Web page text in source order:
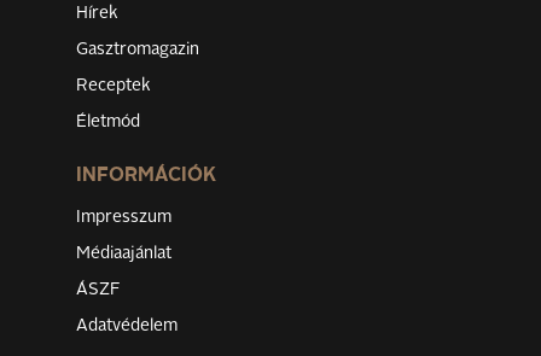
Hírek
Gasztromagazin
Receptek
Életmód
INFORMÁCIÓK
Impresszum
Médiaajánlat
ÁSZF
Adatvédelem